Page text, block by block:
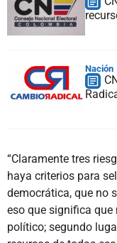
Nación
“Claramente tres
haya criterios para
democrática, que no
eso que significa
político; segundo